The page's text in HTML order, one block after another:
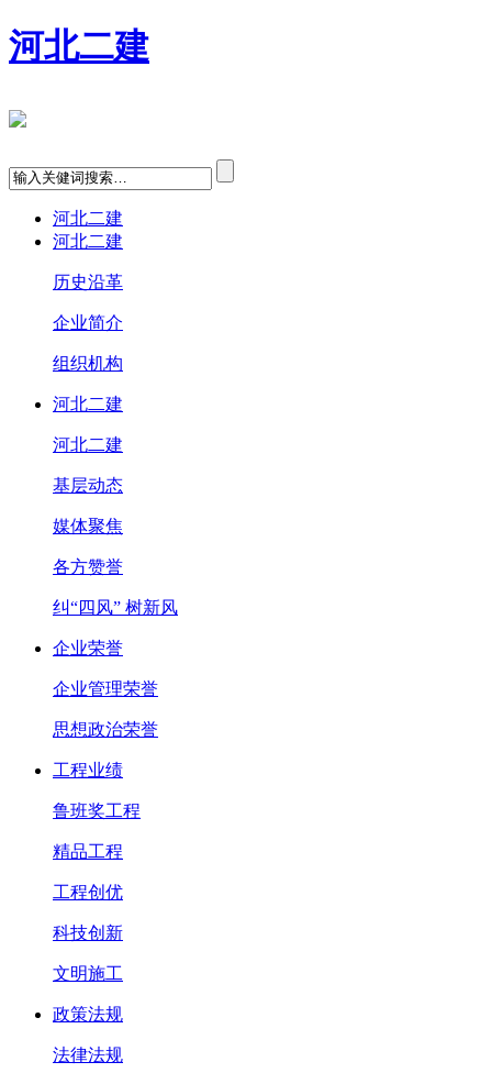
河北二建
河北二建
河北二建
历史沿革
企业简介
组织机构
河北二建
河北二建
基层动态
媒体聚焦
各方赞誉
纠“四风” 树新风
企业荣誉
企业管理荣誉
思想政治荣誉
工程业绩
鲁班奖工程
精品工程
工程创优
科技创新
文明施工
政策法规
法律法规